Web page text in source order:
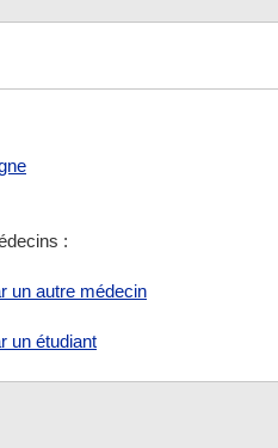
:
un autre médecin
un étudiant